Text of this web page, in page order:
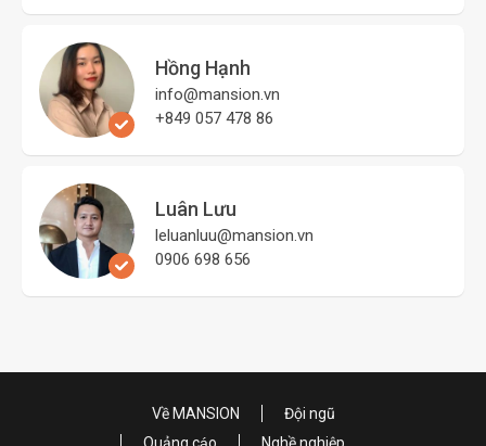
Hồng Hạnh
info@mansion.vn
+849 057 478 86
Luân Lưu
leluanluu@mansion.vn
0906 698 656
Về MANSION
Đội ngũ